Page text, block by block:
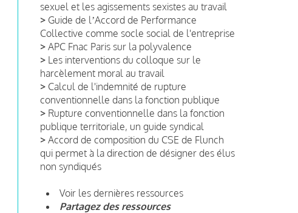
sexuel et les agissements sexistes au travail
> Guide de lʼAccord de Performance
Collective comme socle social de l'entreprise
> APC Fnac Paris sur la polyvalence
> Les interventions du colloque sur le
harcèlement moral au travail
> Calcul de l'indemnité de rupture
conventionnelle dans la fonction publique
> Rupture conventionnelle dans la fonction
publique territoriale, un guide syndical
> Accord de composition du CSE de Flunch
qui permet à la direction de désigner des élus
non syndiqués
Voir les dernières ressources
Partagez des ressources